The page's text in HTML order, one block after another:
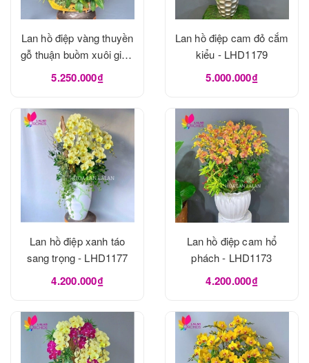
Lan hồ điệp vàng thuyền
gỗ thuận buồm xuôi gió -
LHD1180
5.250.000₫
Lan hồ điệp cam đỏ cắm
kiểu - LHD1179
5.000.000₫
Lan hồ điệp xanh táo
sang trọng - LHD1177
4.200.000₫
Lan hồ điệp cam hổ
phách - LHD1173
4.200.000₫